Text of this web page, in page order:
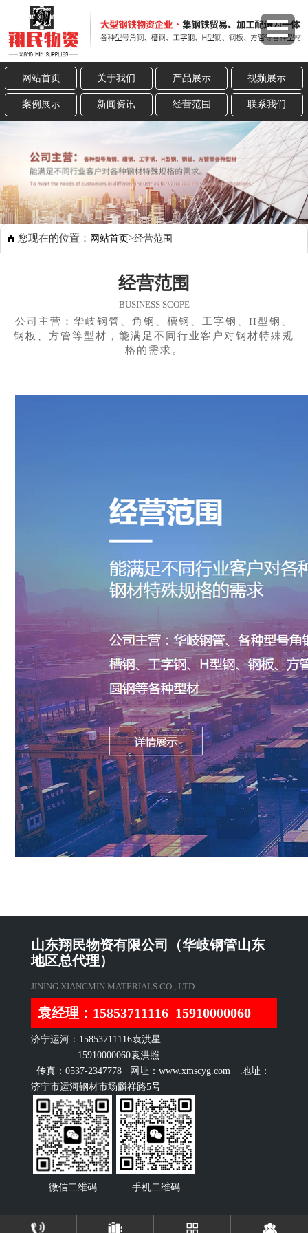
网站首页 关于我们 产品展示 视频展示
案例展示 新闻资讯 经营范围 联系我们
您现在的位置： 网站首页>经营范围
经营范围
—— BUSINESS SCOPE ——
公司主营：华岐钢管、角钢、槽钢、工字钢、H型钢、
钢板、方管等型材，能满足不同行业客户对钢材特殊规
格的需求。
山东翔民物资有限公司（华岐钢管山东
地区总代理）
JINING XIANGMIN MATERIALS CO., LTD
袁经理：15853711116 15910000060
济宁运河：15853711116袁洪星
15910000060袁洪照
传真：0537-2347778 网址：www.xmscyg.com 地址：
济宁市运河钢材市场麟祥路5号
微信二维码 手机二维码